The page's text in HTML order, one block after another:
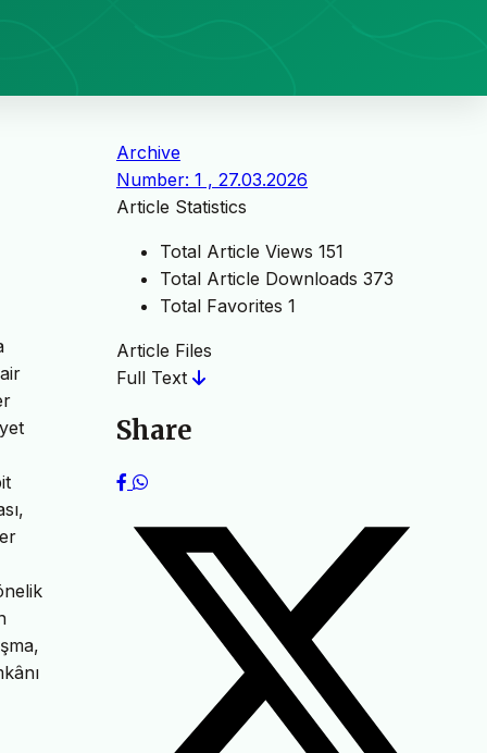
Archive
Number: 1 , 27.03.2026
Article Statistics
Total Article Views 151
Total Article Downloads 373
Total Favorites 1
Article Files
Full Text
Share